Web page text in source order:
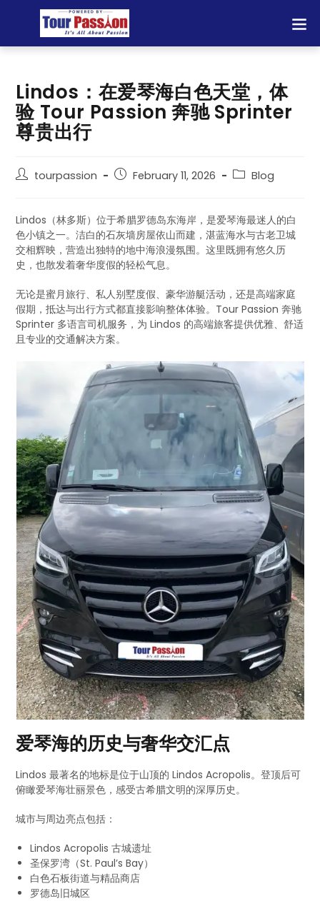
Lindos：在爱琴海白色天堂，体
验 Tour Passion 奔驰 Sprinter
尊贵出行
tourpassion February 11, 2026 Blog
Lindos（林多斯）位于希腊罗德岛东海岸，是爱琴海最迷人的白
色小镇之一。洁白的石灰墙房屋依山而建，湛蓝海水与古老卫城
交相辉映，营造出独特的地中海浪漫氛围。这里既拥有悠久历
史，也散发着奢华度假的轻松气息。
无论是蜜月旅行、私人别墅度假、豪华游艇活动，还是高端家庭
假期，抵达与出行方式都直接影响整体体验。Tour Passion 奔驰
Sprinter 多语言司机服务，为 Lindos 的高端旅客提供优雅、舒适
且专业的交通解决方案。
爱琴海的历史与奢华交汇点
Lindos 最著名的地标是位于山顶的 Lindos Acropolis。登顶后可
俯瞰爱琴海壮丽景色，感受古希腊文明的深厚历史。
城市与周边亮点包括：
Lindos Acropolis 古城遗址
圣保罗湾（St. Paul’s Bay）
白色石板街道与精品商店
罗德岛旧城区